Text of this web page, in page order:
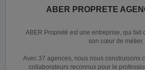
ABER PROPRETE
ABER Propreté est une entreprise, qui fait
son cœur de métier.
Avec 37 agences, nous nous construisons
collaborateurs reconnus pour le